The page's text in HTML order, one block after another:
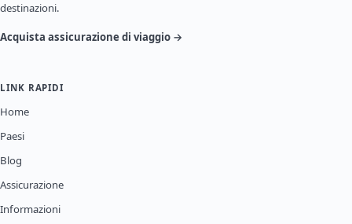
destinazioni.
Acquista assicurazione di viaggio →
LINK RAPIDI
Home
Paesi
Blog
Assicurazione
Informazioni